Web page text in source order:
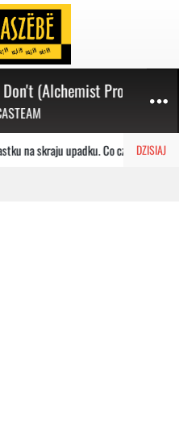
(Alchemist Project
DZISIAJ
na skraju upadku. Co czeka